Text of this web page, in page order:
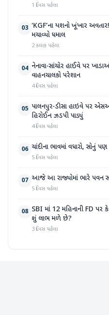
1 દિવસ પહેલા
03 ‘KGF’ના યશનો ખૂંખાર અવતાર!
મચાવ્યો ધમાલ
2 કલાક પહેલા
04 નેનાવા-સાંચોર હાઈવે પર
વાહનચાલકો પરેશાન
4 દિવસ પહેલા
05 પાલનપુર-ડીસા હાઇવે પર
હિરોઈન ઝડપી પાડ્યું
4 દિવસ પહેલા
06 ચાંદીના ભાવમાં વધારો, સોનું
5 દિવસ પહેલા
07 આજે આ રાજ્યોમાં ભારે પવન
5 દિવસ પહેલા
08 SBI માં 12 મહિનાની FD પર
શું લાભ મળે છે?
3 દિવસ પહેલા